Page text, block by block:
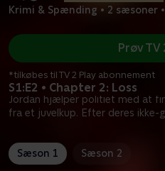
Krimi & Spænding • 2 sæsoner •
S1:E2 • Chapter 2: Loss
Jordan hjælper politiet med at
fra et juvelkup. Efter deres ikke-
Prøv TV
*tilkøbes til TV 2 Play abonnement
Sæson 1 Sæson 2